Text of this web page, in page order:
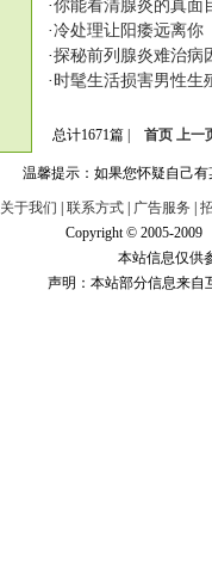
·你能看清腺炎的真面
·冷处理让阳痿远离你
·探秘前列腺炎难治病
· 时髦生活损害男性生
总计1671篇 | 首页 上一
温馨提示：如果您怀疑自己
关于我们 联系方式 广告服务
Copyright © 2005-
本站信息仅供
声明：本站部分信息来自